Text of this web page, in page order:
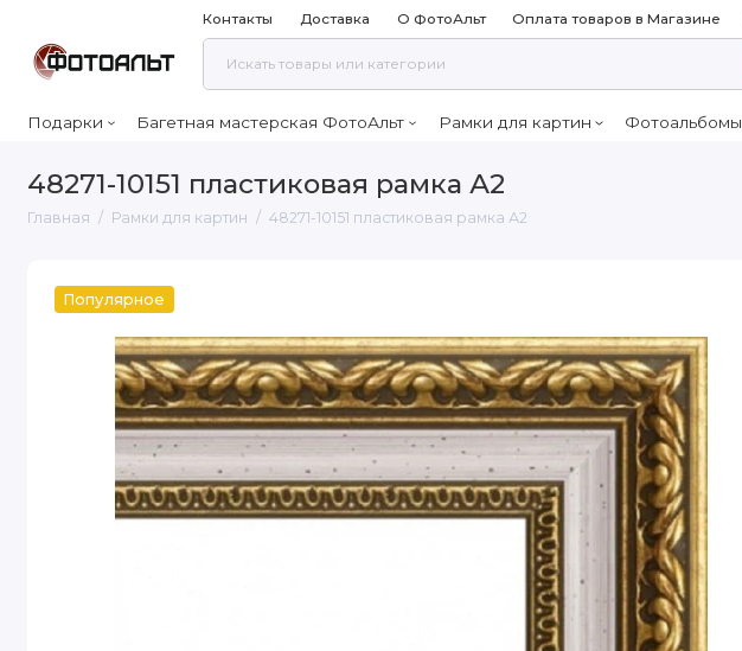
Контакты Доставка О ФотоАльт Оплата товаров в Магазине
Подарки Багетная мастерская ФотоАльт Рамки для картин Фотоальбомы
48271-10151 пластиковая рамка А2
Главная Рамки для картин 48271-10151 пластиковая рамка А2
Популярное